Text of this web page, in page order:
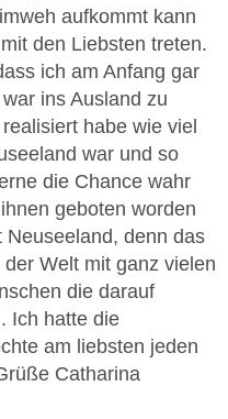
aufkommt kann
den Liebsten treten.
ich am Anfang gar
ins Ausland zu
habe wie viel
war und so
die Chance wahr
geboten worden
denn das
Welt mit ganz vielen
die darauf
Ich hatte die
am liebsten jeden
Catharina